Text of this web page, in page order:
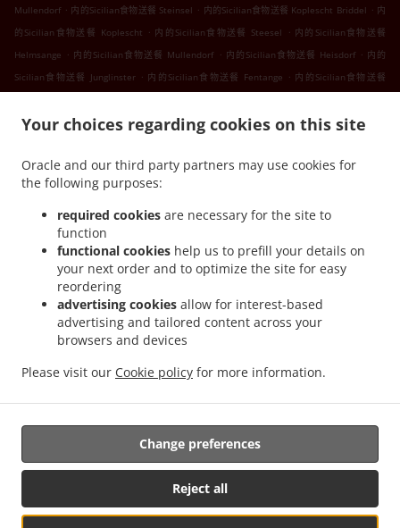
Your choices regarding cookies on this site
Oracle and our third party partners may use cookies for
the following purposes:
required cookies are necessary for the site to
function
functional cookies help us to prefill your details on
your next order and to optimize the site for easy
reordering
advertising cookies allow for interest-based
advertising and tailored content across your
browsers and devices
Please visit our Cookie policy for more information.
Reject all
Change preferences
Mullendorf . 内的Sicilian食物送餐 Steinsel . 内的Sicilian食物送餐 Koplescht Briddel . 内
的Sicilian食物送餐 Koplescht . 内的Sicilian食物送餐 Steesel . 内的Sicilian食物送餐
Helmsange . 内的Sicilian食物送餐 Mullendorf . 内的Sicilian食物送餐 Heisdorf . 内的
Sicilian食物送餐 Junglinster . 内的Sicilian食物送餐 Fentange . 内的Sicilian食物送餐
Lorentzweiler Boufer . 内的Sicilian食物送餐 Lorentzweiler Helmdange . 内的Sicilian食物
Sicilian食物送餐 Lorentzweiler Hielem . 内的Sicilian食物送餐 Lorentzweiler
Sicilian食物送餐 Luerenzweiler Boufer
的Sicilian食物送餐 Luerenzweiler
内的Sicilian食物送餐 Helmdange . 内的Sicilian食物送
餐 Kehlen Bridel . 内的Sicilian食物送餐 Kehlen Brameschhaff
Kehlen
内的Sicilian食物送餐 Contern . 内的Sicilian食物送餐 Alzingen . 内的Sicilian食物
送餐 Findel Hamm
. 内的Sicilian食物送餐 Findel
内的Sicilian食物送餐 Roeser
Kockelscheuer
内的Sicilian食物送餐 Roeser Gasperich
内的Sicilian食物送餐 Roeser
内的Sicilian食物送餐 Roeser Bivange . 内的Sicilian食物送餐 Roeser Fentange
内的Sicilian食物送餐 Roeser . 内的Sicilian食物送餐 Sandweiler Findel
送餐 Sandweiler Hamm
内的Sicilian食物送餐 Sandweiler
内的Sicilian食物送餐